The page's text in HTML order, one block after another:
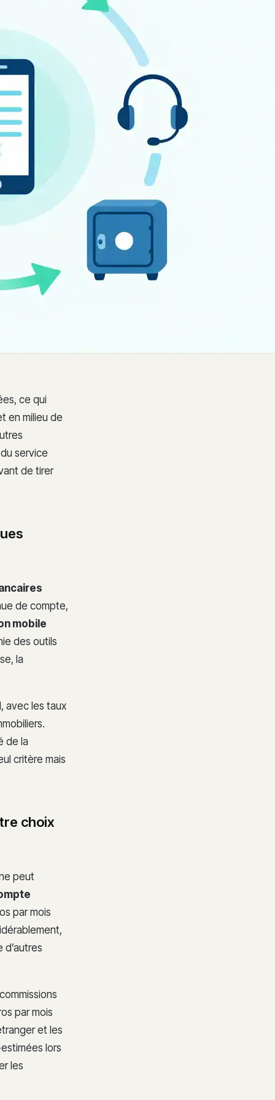
ce qui
en milieu de
service
de tirer
de compte,
mobile
des outils
la
avec les taux
de la
critère mais
choix
peut
par mois
par mois
et les
lors
les